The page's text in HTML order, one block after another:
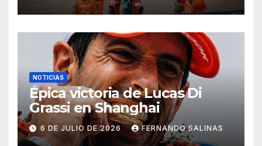
NOTICIAS
Épica victoria de Lucas Di
Grassi en Shanghai
6 DE JULIO DE 2026 FERNANDO SALINAS